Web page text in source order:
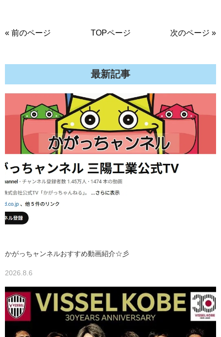
« 前のページ TOPページ 次のページ »
最新記事
かがっちャンネルおすすめ動画紹介☆彡
2026.8.6